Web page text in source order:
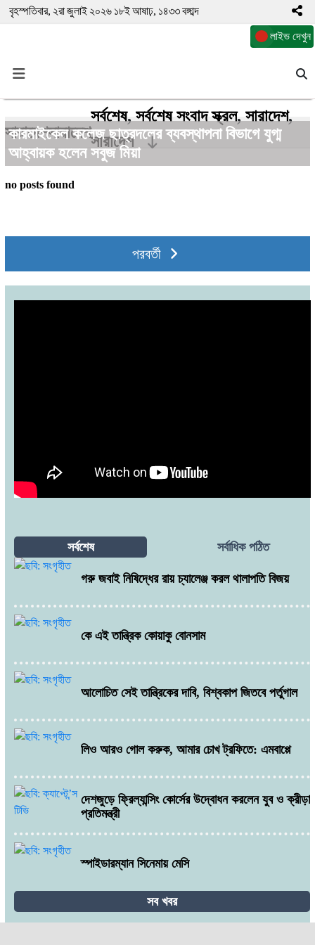
বৃহস্পতিবার, ২রা জুলাই ২০২৬ ১৮ই আষাঢ়, ১৪৩৩ বঙ্গাব্দ
লাইভ দেখুন
সারাদেশসারাদেশ
সর্বশেষ, সর্বশেষ সংবাদ স্ক্রল, সারাদেশ,
সারাদেশ
কারমাইকেল কলেজ ছাত্রদলের ব্যবস্থাপনা বিভাগে যুগ্ম
আহ্বায়ক হলেন সবুজ মিয়া
no posts found
পরবর্তী
সর্বশেষ সর্বাধিক পঠিত
গরু জবাই নিষিদ্ধের রায় চ্যালেঞ্জ করল থালাপতি বিজয়
কে এই তান্ত্রিক কোয়াকু বোনসাম
আলোচিত সেই তান্ত্রিকের দাবি, বিশ্বকাপ জিতবে পর্তুগাল
লিও আরও গোল করুক, আমার চোখ ট্রফিতে: এমবাপ্পে
দেশজুড়ে ফ্রিল্যান্সিং কোর্সের উদ্বোধন করলেন যুব ও ক্রীড়া
প্রতিমন্ত্রী
স্পাইডারম্যান সিনেমায় মেসি
ব্রাজিলকেই ফেভারিট মানছেন হালান্ড
সব খবর